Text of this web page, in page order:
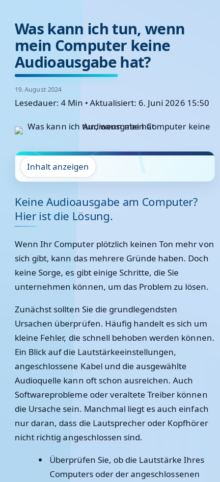
Was kann ich tun, wenn
mein Computer keine
Audioausgabe hat?
19. August 2024
Lesedauer: 4 Min • Aktualisiert: 6. Juni 2026 15:50
Inhalt anzeigen
Keine Audioausgabe am Computer?
Hier ist die Lösung.
Wenn Ihr Computer plötzlich keinen Ton mehr von
sich gibt, kann das mehrere Gründe haben. Doch
keine Sorge, es gibt einige Schritte, die Sie
unternehmen können, um das Problem zu lösen.
Zunächst sollten Sie die grundlegendsten
Ursachen überprüfen. Häufig handelt es sich um
kleine Fehler, die schnell behoben werden können.
Ein Blick auf die Lautstärkeeinstellungen,
angeschlossene Kabel und die ausgewählte
Audioquelle kann oft schon ausreichen. Auch
Softwareprobleme oder veraltete Treiber können
die Ursache sein. Manchmal liegt es auch einfach
nur daran, dass die Lautsprecher oder Kopfhörer
nicht richtig angeschlossen sind.
Überprüfen Sie, ob die Lautstärke Ihres
Computers oder der angeschlossenen